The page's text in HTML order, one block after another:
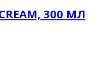
300 МЛ